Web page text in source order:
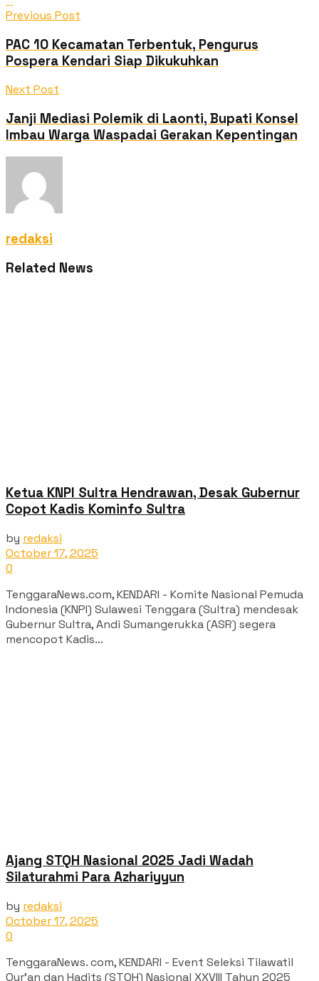
Previous Post
PAC 10 Kecamatan Terbentuk, Pengurus
Pospera Kendari Siap Dikukuhkan
Next Post
Janji Mediasi Polemik di Laonti, Bupati Konsel
Imbau Warga Waspadai Gerakan Kepentingan
redaksi
Related News
Ketua KNPI Sultra Hendrawan, Desak Gubernur
Copot Kadis Kominfo Sultra
by redaksi
October 17, 2025
0
TenggaraNews.com, KENDARI - Komite Nasional Pemuda
Indonesia (KNPI) Sulawesi Tenggara (Sultra) mendesak
Gubernur Sultra, Andi Sumangerukka (ASR) segera
mencopot Kadis...
Ajang STQH Nasional 2025 Jadi Wadah
Silaturahmi Para Azhariyyun
by redaksi
October 17, 2025
0
TenggaraNews. com, KENDARI - Event Seleksi Tilawatil
Qur’an dan Hadits (STQH) Nasional XXVIII Tahun 2025